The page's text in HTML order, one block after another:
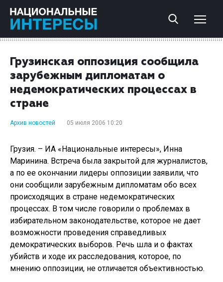
Грузинская оппозиция сообщила
зарубежным дипломатам о
недемократических процессах в
стране
Архив новостей 05 июля 2006 10:20
Грузия. – ИА «Национальные интересы», Инна
Маринина. Встреча была закрытой для журналистов,
а по ее окончании лидеры оппозиции заявили, что
они сообщили зарубежным дипломатам обо всех
происходящих в стране недемократических
процессах. В том числе говорили о проблемах в
избирательном законодательстве, которое не дает
возможности проведения справедливых
демократических выборов. Речь шла и о фактах
убийств и ходе их расследования, которое, по
мнению оппозиции, не отличается объективностью.